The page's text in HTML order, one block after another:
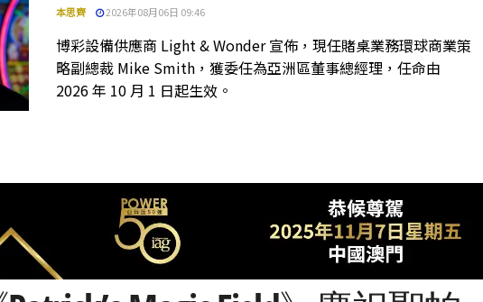
本思齊 2026年08月06日 09:46
博彩設備供應商 Light & Wonder 宣佈，現任賭桌業務環球商業策
略副總裁 Mike Smith，獲委任為亞洲區董事總經理，任命由
2026 年 10 月 1 日起生效。